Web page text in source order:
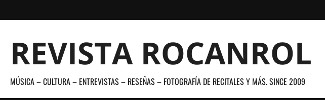
al
REVISTA ROCANROL
MÚSICA – CULTURA – ENTREVISTAS – RESEÑAS – FOTOGRAFÍA DE RECITALES Y MÁS. SINCE 2009